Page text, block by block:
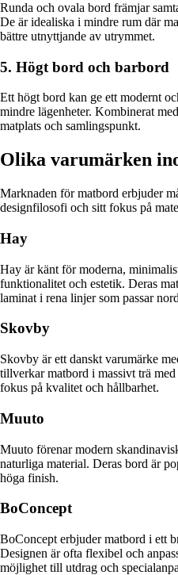
Runda och ovala bord främjar
De är idealiska i mindre rum där
bättre utnyttjande av utrymmet.
5. Högt bord och barbord
Ett högt bord kan ge ett modernt
mindre lägenheter. Kombinerat
matplats och samlingspunkt.
Olika varumärken
Marknaden för matbord erbjuder
designfilosofi och sitt fokus på
Hay
Hay är känt för moderna,
funktionalitet och estetik. Deras
laminat i rena linjer som passar
Skovby
Skovby är ett danskt varumärke
tillverkar matbord i massivt trä
fokus på kvalitet och hållbarhet.
Muuto
Muuto förenar modern
naturliga material. Deras bord är
höga finish.
BoConcept
BoConcept erbjuder matbord i ett
Designen är ofta flexibel och
möjlighet till utdrag och